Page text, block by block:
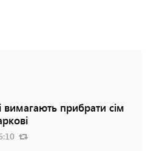
вимагають прибрати сім